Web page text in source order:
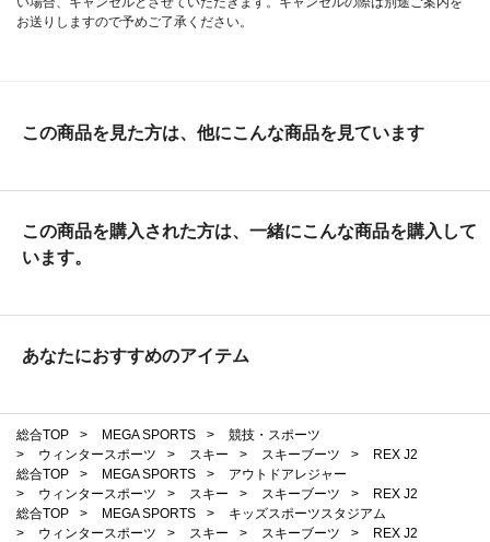
お送りしますので予めご了承ください。
この商品を見た方は、他にこんな商品を見ています
この商品を購入された方は、一緒にこんな商品を購入して
います。
あなたにおすすめのアイテム
総合TOP > MEGA SPORTS >
競技・スポーツ
>
ウィンタースポーツ > スキー > スキーブーツ >
REX J2
総合TOP
> MEGA SPORTS >
アウトドアレジャー
>
ウィンタースポーツ > スキー > スキーブーツ >
REX J2
総合TOP
> MEGA SPORTS >
キッズスポーツスタジアム
>
ウィンタースポーツ > スキー > スキーブーツ > REX J2